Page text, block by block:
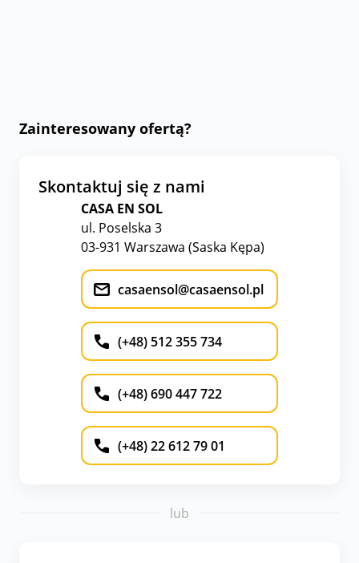
Zainteresowany ofertą?
Skontaktuj się z nami
CASA EN SOL
ul. Poselska 3
03-931 Warszawa (Saska Kępa)
casaensol@casaensol.pl
(+48) 512 355 734
(+48) 690 447 722
(+48) 22 612 79 01
lub